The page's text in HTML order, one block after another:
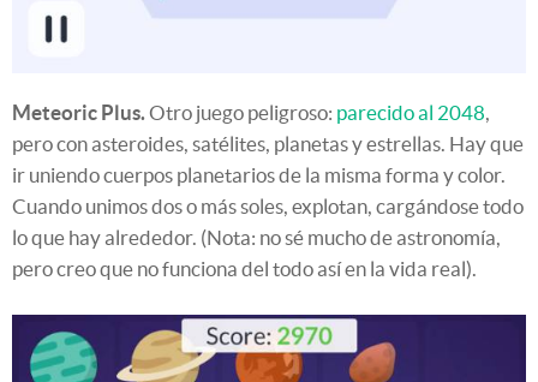
Meteoric Plus.Otro juego peligroso: parecido al 2048,
pero con asteroides, satélites, planetas y estrellas. Hay que
ir uniendo cuerpos planetarios de la misma forma y color.
Cuando unimos dos o más soles, explotan, cargándose todo
lo que hay alrededor. (Nota: no sé mucho de astronomía,
pero creo que no funciona del todo así en la vida real).